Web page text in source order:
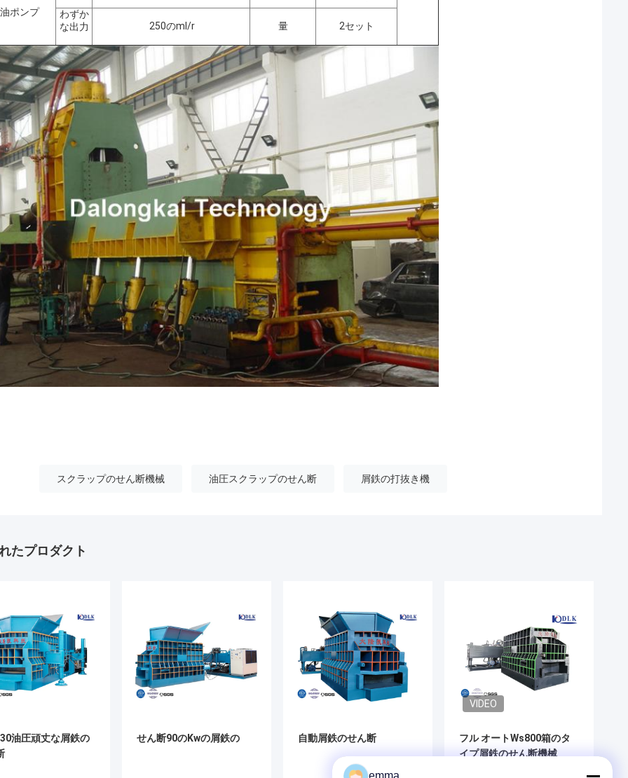
油ポンプ
わずか
な出力
250のml/r 量 2セット
スクラップのせん断機械 油圧スクラップのせん断 屑鉄の打抜き機
たプロダクト
油圧頑丈な屑鉄の
せん断90のKwの屑鉄の 自動屑鉄のせん断
VIDEO
フル オートWs800箱のタ
イプ屑鉄のせん断機械
emma